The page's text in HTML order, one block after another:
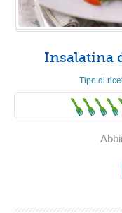
Insalatina
Tipo di